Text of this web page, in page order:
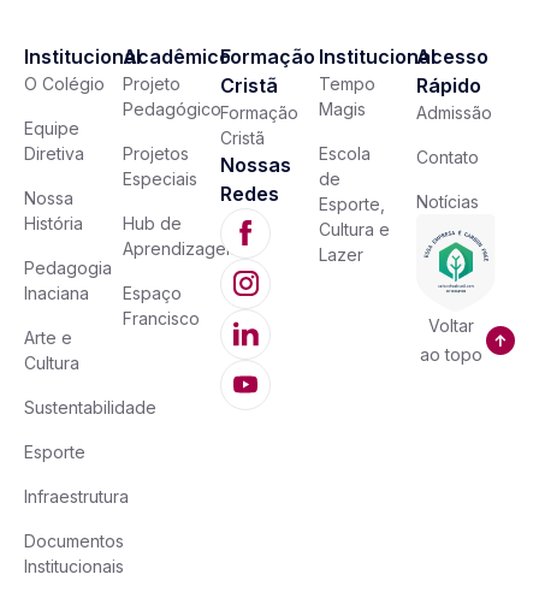
Institucional
O Colégio
Equipe
Diretiva
Nossa
História
Pedagogia
Inaciana
Arte e
Cultura
Sustentabilidade
Esporte
Infraestrutura
Documentos
Institucionais
Acadêmico
Projeto
Pedagógico
Projetos
Especiais
Hub de
Aprendizagem
Espaço
Francisco
Formação
Cristã
Formação
Cristã
Nossas
Redes
Institucional
Tempo
Magis
Escola
de
Esporte,
Cultura e
Lazer
Acesso
Rápido
Admissão
Contato
Notícias
Voltar
ao topo